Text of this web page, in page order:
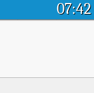
07:42